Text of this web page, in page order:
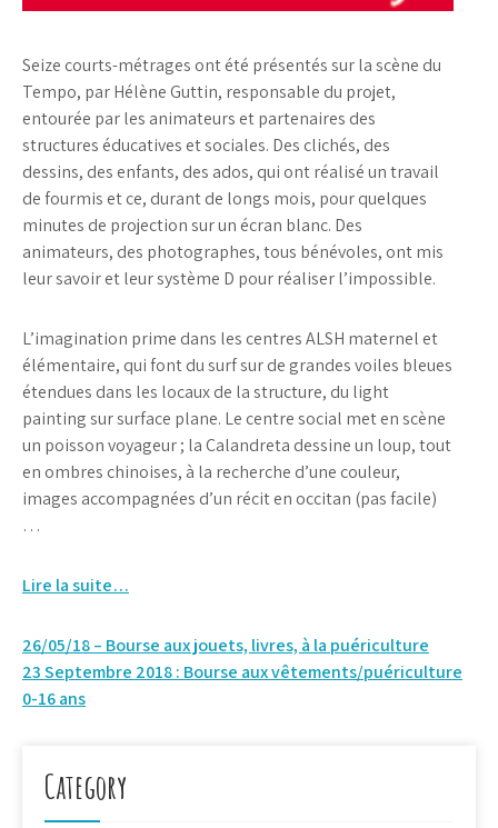
Seize courts-métrages ont été présentés sur la scène du
Tempo, par Hélène Guttin, responsable du projet,
entourée par les animateurs et partenaires des
structures éducatives et sociales. Des clichés, des
dessins, des enfants, des ados, qui ont réalisé un travail
de fourmis et ce, durant de longs mois, pour quelques
minutes de projection sur un écran blanc. Des
animateurs, des photographes, tous bénévoles, ont mis
leur savoir et leur système D pour réaliser l’impossible.
L’imagination prime dans les centres ALSH maternel et
élémentaire, qui font du surf sur de grandes voiles bleues
étendues dans les locaux de la structure, du light
painting sur surface plane. Le centre social met en scène
un poisson voyageur ; la Calandreta dessine un loup, tout
en ombres chinoises, à la recherche d’une couleur,
images accompagnées d’un récit en occitan (pas facile)
…
Lire la suite…
Navigation
de
26/05/18 – Bourse aux jouets, livres, à la puériculture
23 Septembre 2018 : Bourse aux vêtements/puériculture
0-16 ans
Category